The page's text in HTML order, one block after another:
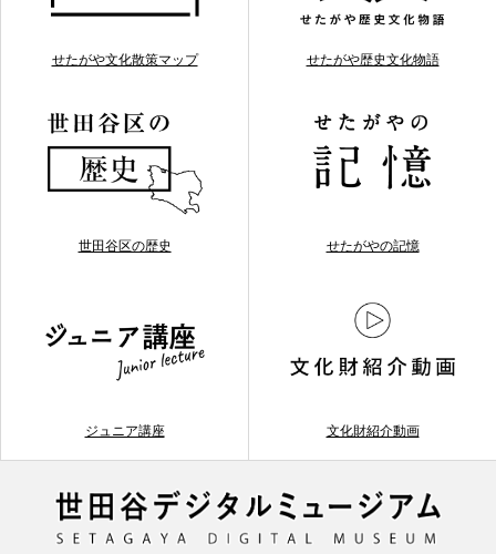
せたがや文化散策マップ せたがや歴史文化物語
世田谷区の歴史 せたがやの記憶
ジュニア講座 文化財紹介動画